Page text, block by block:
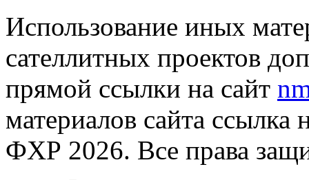
Использование иных
сателлитных проектов
прямой ссылки на сайт
материалов сайта ссылка
ФХР 2026. Все права